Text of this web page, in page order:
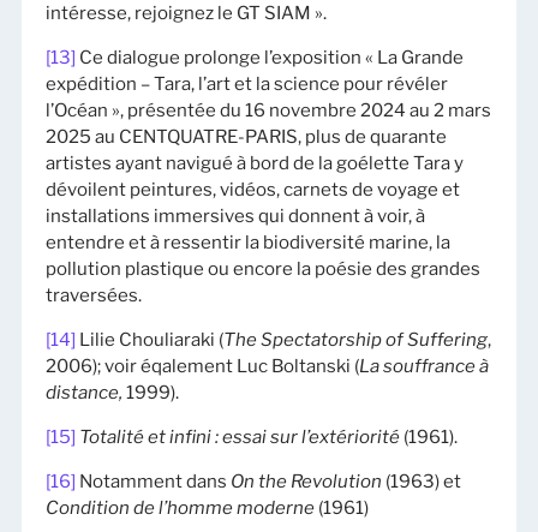
intéresse, rejoignez le GT SIAM ».
[13] Ce dialogue prolonge l’exposition « La Grande
expédition – Tara, l’art et la science pour révéler
l’Océan », présentée du 16 novembre 2024 au 2 mars
2025 au CENTQUATRE-PARIS, plus de quarante
artistes ayant navigué à bord de la goélette Tara y
dévoilent peintures, vidéos, carnets de voyage et
installations immersives qui donnent à voir, à
entendre et à ressentir la biodiversité marine, la
pollution plastique ou encore la poésie des grandes
traversées.
[14] Lilie Chouliaraki (The Spectatorship of Suffering,
2006); voir éqalement Luc Boltanski (La souffrance à
distance, 1999).
[15] Totalité et infini : essai sur l’extériorité (1961).
[16] Notamment dans On the Revolution (1963) et
Condition de l’homme moderne (1961)